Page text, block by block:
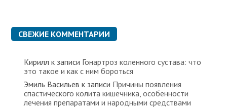
СВЕЖИЕ КОММЕНТАРИИ
Кирилл к записи Гонартроз коленного сустава: что
это такое и как с ним бороться
Эмиль Васильев к записи Причины появления
спастического колита кишечника, особенности
лечения препаратами и народными средствами